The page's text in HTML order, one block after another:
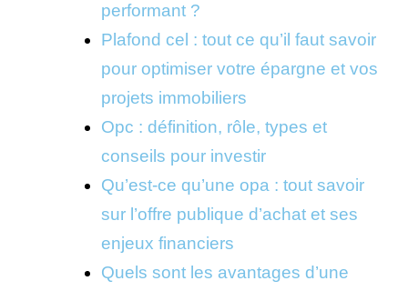
performant ?
Plafond cel : tout ce qu’il faut savoir
pour optimiser votre épargne et vos
projets immobiliers
Opc : définition, rôle, types et
conseils pour investir
Qu’est-ce qu’une opa : tout savoir
sur l’offre publique d’achat et ses
enjeux financiers
Quels sont les avantages d’une